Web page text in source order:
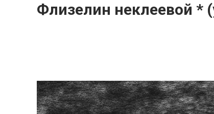
Флизелин неклеевой *